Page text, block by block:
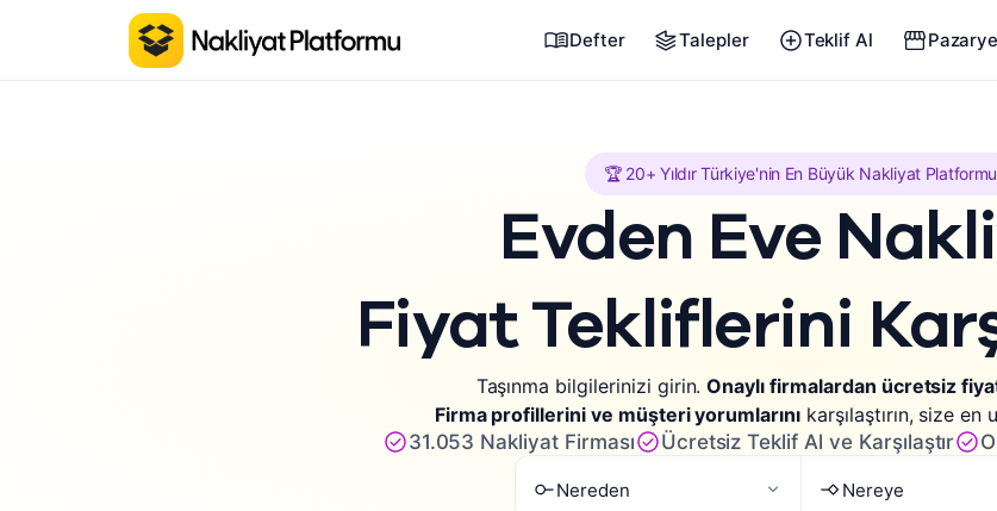
Defter Talepler Teklif Al
🏆 20+ Yıldır Türkiye'nin En Büyük Nakliyat Platformu
Evden Eve
Fiyat Tekliflerini
Taşınma bilgilerinizi girin.Onaylı firmalardan ücretsiz
Firma profillerini ve müşteri yorumlarını karşılaştırın, size en
31.053 Nakliyat Firması
Ücretsiz Teklif Al ve Karşılaştır
Nereden Nereye